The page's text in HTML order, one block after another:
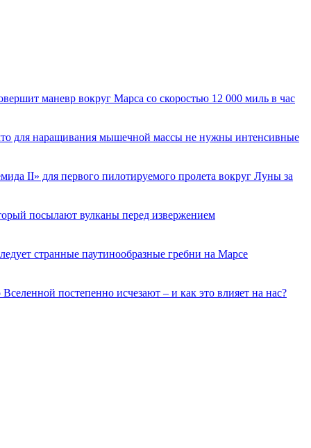
маневр вокруг Марса со скоростью 12 000 миль в час
для наращивания мышечной массы не нужны интенсивные
II» для первого пилотируемого пролета вокруг Луны за
посылают вулканы перед извержением
странные паутинообразные гребни на Марсе
постепенно исчезают – и как это влияет на нас?